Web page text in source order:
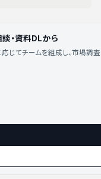
・資料DLから
じてチームを組成し、市場調